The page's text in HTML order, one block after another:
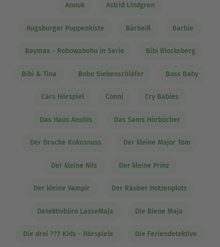
Anouk Astrid Lindgren
Augsburger Puppenkiste Bärbeiß Barbie
Baymax - Robowabohu in Serie Bibi Blocksberg
Bibi & Tina Bobo Siebenschläfer Boss Baby
Cars Hörspiel Conni Cry Babies
Das Haus Anubis Das Sams Hörbücher
Der Drache Kokosnuss Der kleine Major Tom
Der kleine Nils Der kleine Prinz
Der kleine Vampir Der Räuber Hotzenplotz
Detektivbüro LasseMaja Die Biene Maja
Die drei ??? Kids - Hörspiele Die Feriendetektive